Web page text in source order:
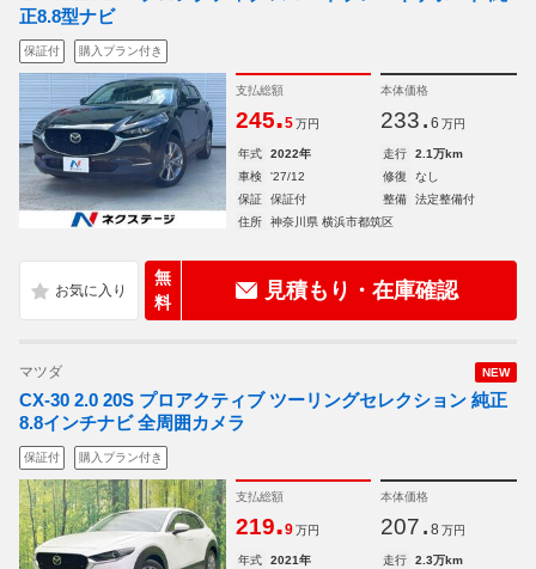
正8.8型ナビ
保証付 購入プラン付き
支払総額
245.5 万円
本体価格
233. 6 万円
年式 2022年 走行
2.1万km
車検
'27/12 修復
なし
保証
保証付 整備
法定整備付
住所
神奈川県 横浜市都筑区
無
料
見積もり・在庫確認
NEW
マツダ
CX-30 2.0 20S プロアクティブ ツーリングセレクション 純正
8.8インチナビ 全周囲カメラ
保証付 購入プラン付き
支払総額
219.9 万円
本体価格
207. 8 万円
年式 2021年 走行
2.3万km